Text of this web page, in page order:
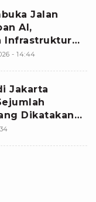
Jalan
AI,
Infrastruktur
- 14:44
Jakarta
Dikatakan